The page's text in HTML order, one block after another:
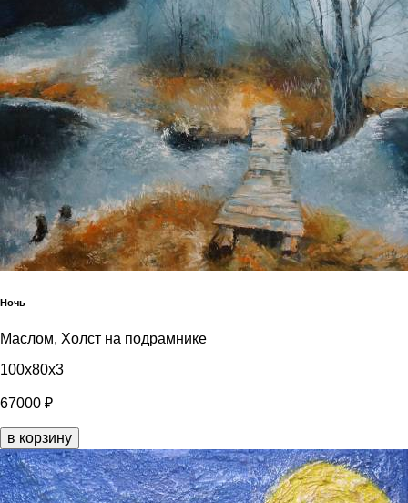
Ночь
Маслом, Холст на подрамнике
100x80x3
67000 ₽
в корзину